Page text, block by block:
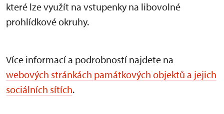
které lze využít na vstupenky na libovolné
prohlídkové okruhy.
Více informací a podrobností najdete na
webových stránkách památkových objektů a jejich
sociálních sítích.